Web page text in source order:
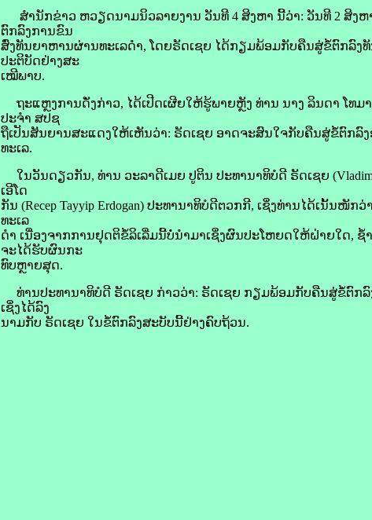
ສຳນັກ​ຂ່າວ​ ຫວຽດນາມນິວ​ລາຍ​ງານ ວັນ​ທີ 4 ສິງຫາ ນີ້​ວ່າ: ວັນ​ທີ 2 ສິ
ຕົກລົງ​ການ​ຂົນ
ສົ່ງທັນ​ຍາ​ຫານ​ຜ່ານທະເລ​ດຳ, ໂດຍ​ຣັດ​ເຊຍ ໄດ້​ກຽມພ້ອມ​ກັບ​ຄືນ​ສູ່​ຂໍ້​ຕົກລົງ​
ປະຕິບັດ​ຢ່າງ​ສະ
ເໝີພາບ.
ຖະແຫຼງການ​ດັ່ງກ່າວ, ໄດ້​ເປີດ​ເຜີຍ​ໃຫ້​ຮູ້​ພາຍຫຼັງ ​ທ່ານ​ ນາງ ລິນ​ດາ ໂທ​
ປະຈຳ ​ສປຊ
ຖື​ເປັນ​ສັນຍານ​ສະແດງ​ໃຫ້​ເຫັນ​ວ່າ: ຣັດ​ເຊຍ ອາດ​ຈະ​ສົນໃຈ​ກັບ​ຄືນ​ສູ່​ຂໍ້​ຕົກ
ທະເລ.
ໃນ​ວັນ​ດຽວ​ກັນ, ທ່ານ ວະ​ລາ​ດີ​ເມຍ ປູ​ຕິນ ປະທານາທິບໍດີ ຣັດ​ເຊຍ
ເອີ​ໂດ
ກັນ (Recep Tayyip Erdogan) ປະທານາທິບໍດີ​ຕວກ​ກີ, ເຊິ່ງ​ທ່ານ​ໄດ້​ເນັ້ນ​ໜັ
ທະເລ​
ດຳ ເນື່ອງ​ຈາກ​ການ​ຢຸດຕິ​ຂໍ້​ລິ​ເລີ່ມ​ນີ້​ບໍ່​ນຳ​ມາ​ເຊິ່ງ​ຜົນ​ປະໂຫຍດ​ໃຫ້​ຝ່າຍ​ໃດ,
ຈະ​ໄດ້​ຮັບ​ຜົນ​ກະ
ທົບ​ຫຼາຍ​ສຸດ.
ທ່ານ​ປະທານາທິບໍດີ ຣັດ​ເຊຍ ​ກ່າ​ວວ່​​າ: ຣັດ​ເຊຍ ກຽມພ້ອມ​ກັບ​ຄືນ​ສູ່​ຂໍ້​ຕົກ
ເຊິ່ງໄດ້​ລົງ​
ນາມ​ກັບ ຣັດ​ເຊຍ ໃນ​ຂໍ້​ຕົກລົງ​ສະບັບ​ນີ້​ຢ່າງ​ຄົບ​ຖ້ວນ.